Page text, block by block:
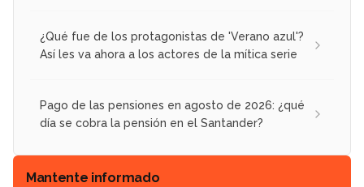
¿Qué fue de los protagonistas de 'Verano azul'?
Así les va ahora a los actores de la mítica serie
Pago de las pensiones en agosto de 2026: ¿qué
día se cobra la pensión en el Santander?
Mantente informado